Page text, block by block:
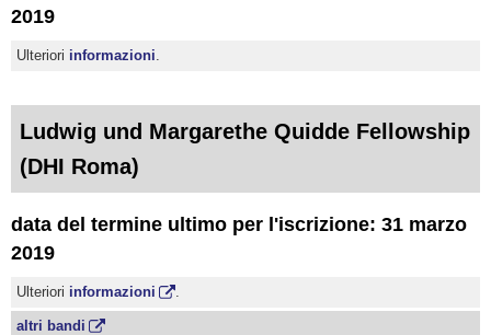
2019
Ulteriori informazioni
Ludwig und Margarethe Quidde Fellowship
(DHI Roma)
data del termine ultimo per l'iscrizione: 31 marzo
2019
Ulteriori informazioni .
altri bandi